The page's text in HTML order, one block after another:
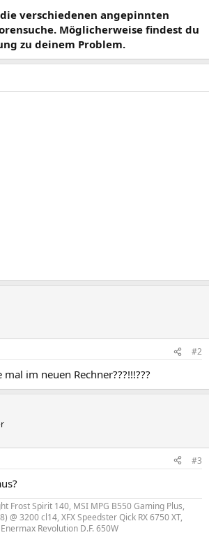
die verschiedenen angepinnten
Möglicherweise findest du
zu deinem Problem.
#2
im neuen Rechner???!!!???
#3
Frost Spirit 140, MSI MPG B550 Gaming Plus,
@ 3200 cl14, XFX Speedster Qick RX 6750 XT,
Revolution D.F. 650W